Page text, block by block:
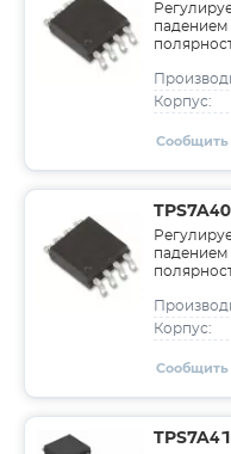
Корпус:
Сообщить
Корпус:
Сообщить